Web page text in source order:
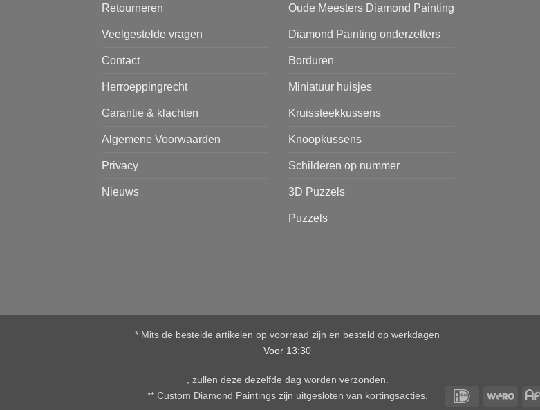
Retourneren
Veelgestelde vragen
Contact
Herroeppingrecht
Garantie & klachten
Algemene Voorwaarden
Privacy
Nieuws
Oude Meesters Diamond Painting
Diamond Painting onderzetters
Borduren
Miniatuur huisjes
Kruissteekkussens
Knoopkussens
Schilderen op nummer
3D Puzzels
Puzzels
* Mits de bestelde artikelen op voorraad zijn en besteld op werkdagen
Voor 13:30
, zullen deze dezelfde dag worden verzonden.
** Custom Diamond Paintings zijn uitgesloten van kortingsacties.
IDeal Wero